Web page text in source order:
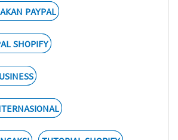
PAYPAL
SHOPIFY